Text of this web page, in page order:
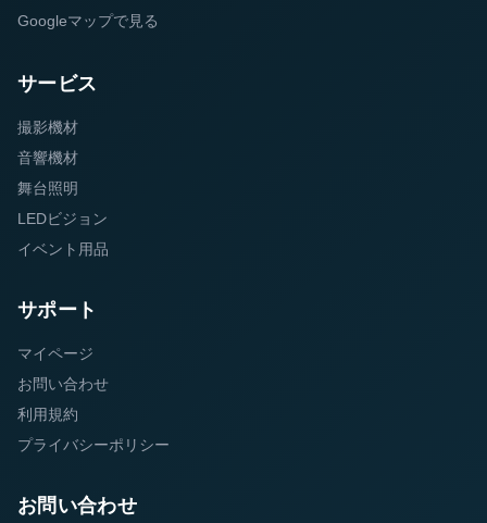
Googleマップで見る
サービス
撮影機材
音響機材
舞台照明
LEDビジョン
イベント用品
サポート
マイページ
お問い合わせ
利用規約
プライバシーポリシー
お問い合わせ